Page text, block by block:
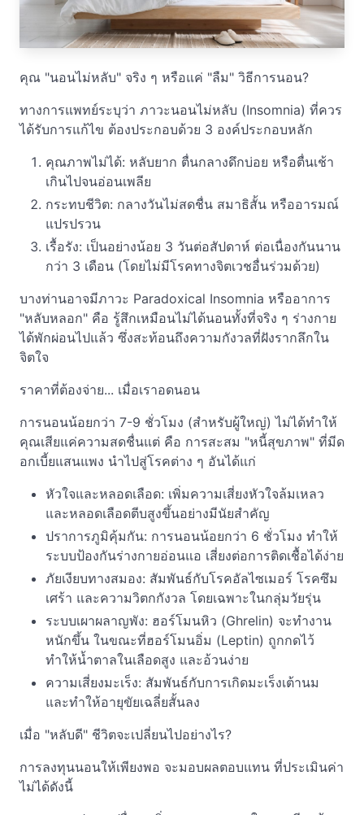
คุณ "นอนไม่หลับ" จริง ๆ หรือแค่ "ลืม" วิธีการนอน?
ทางการแพทย์ระบุว่า ภาวะนอนไม่หลับ (Insomnia) ที่ควร
ได้รับการแก้ไข ต้องประกอบด้วย 3 องค์ประกอบหลัก
คุณภาพไม่ได้: หลับยาก ตื่นกลางดึกบ่อย หรือตื่นเช้า
เกินไปจนอ่อนเพลีย
กระทบชีวิต: กลางวันไม่สดชื่น สมาธิสั้น หรืออารมณ์
แปรปรวน
เรื้อรัง: เป็นอย่างน้อย 3 วันต่อสัปดาห์ ต่อเนื่องกันนาน
กว่า 3 เดือน (โดยไม่มีโรคทางจิตเวชอื่นร่วมด้วย)
บางท่านอาจมีภาวะ Paradoxical Insomnia หรืออาการ
"หลับหลอก" คือ รู้สึกเหมือนไม่ได้นอนทั้งที่จริง ๆ ร่างกาย
ได้พักผ่อนไปแล้ว ซึ่งสะท้อนถึงความกังวลที่ฝังรากลึกใน
จิตใจ
ราคาที่ต้องจ่าย... เมื่อเราอดนอน
การนอนน้อยกว่า 7-9 ชั่วโมง (สำหรับผู้ใหญ่) ไม่ได้ทำให้
คุณเสียแค่ความสดชื่นแต่ คือ การสะสม "หนี้สุขภาพ" ที่มีด
อกเบี้ยแสนแพง นำไปสู่โรคต่าง ๆ อันได้แก่
หัวใจและหลอดเลือด: เพิ่มความเสี่ยงหัวใจล้มเหลว
และหลอดเลือดตีบสูงขึ้นอย่างมีนัยสำคัญ
ปราการภูมิคุ้มกัน: การนอนน้อยกว่า 6 ชั่วโมง ทำให้
ระบบป้องกันร่างกายอ่อนแอ เสี่ยงต่อการติดเชื้อได้ง่าย
ภัยเงียบทางสมอง: สัมพันธ์กับโรคอัลไซเมอร์ โรคซึม
เศร้า และความวิตกกังวล โดยเฉพาะในกลุ่มวัยรุ่น
ระบบเผาผลาญพัง: ฮอร์โมนหิว (Ghrelin) จะทำงาน
หนักขึ้น ในขณะที่ฮอร์โมนอิ่ม (Leptin) ถูกกดไว้
ทำให้น้ำตาลในเลือดสูง และอ้วนง่าย
ความเสี่ยงมะเร็ง: สัมพันธ์กับการเกิดมะเร็งเต้านม
และทำให้อายุขัยเฉลี่ยสั้นลง
เมื่อ "หลับดี" ชีวิตจะเปลี่ยนไปอย่างไร?
การลงทุนนอนให้เพียงพอ จะมอบผลตอบแทน ที่ประเมินค่า
ไม่ได้ดังนี้